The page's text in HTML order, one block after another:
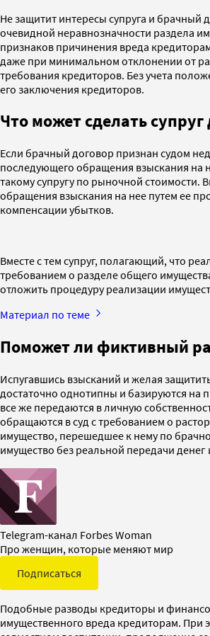
Не защитит интересы супруга и
очевидной неравнозначности раздела
признаков причинения вреда
даже при минимальном отклонении от
требования кредиторов. Без учета
его заключения кредиторов.
Что может сделать
Если брачный договор признан судом
последующего обращения взыскания на
такому супругу по рыночной стоимости.
обращения взыскания на нее путем ее
компенсации убытков.
Вместе с тем супруг, полагающий, что
требованием о разделе общего
отложить процедуру реализации
Материал по теме
Поможет ли фиктивный
Испугавшись взысканий и желая
достаточно однотипны и базируются на
все же передаются в личную
обращаются в суд с требованием о
имущество, перешедшее к нему по
имущество без реальной передачи
Telegram-канал Forbes Woman
Про женщин, которые меняют мир
Подписаться
Подобные разводы кредиторы и
имущественного вреда кредиторам. При